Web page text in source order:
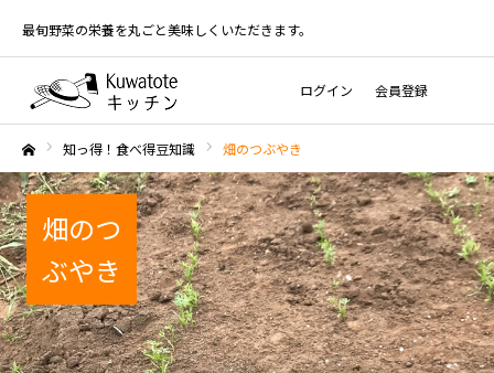
最旬野菜の栄養を丸ごと美味しくいただきます。
ログイン 会員登録
知っ得！食べ得豆知識 畑のつぶやき
畑のつ
ぶやき